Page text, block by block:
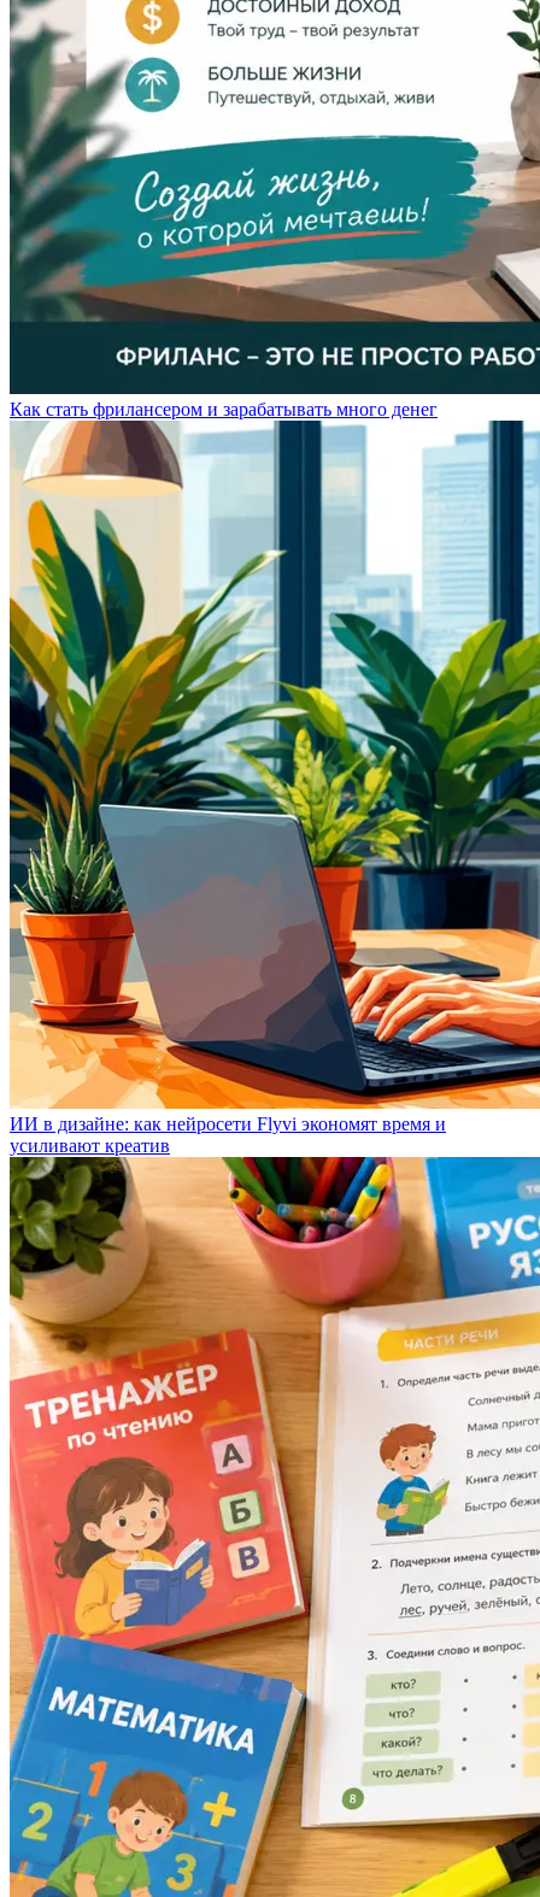
Как стать фрилансером и зарабатывать много денег
ИИ в дизайне: как нейросети Flyvi экономят время и
усиливают креатив